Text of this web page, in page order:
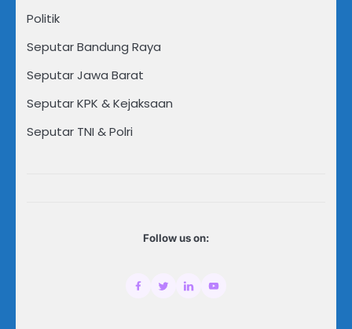
Politik
Seputar Bandung Raya
Seputar Jawa Barat
Seputar KPK & Kejaksaan
Seputar TNI & Polri
Follow us on: